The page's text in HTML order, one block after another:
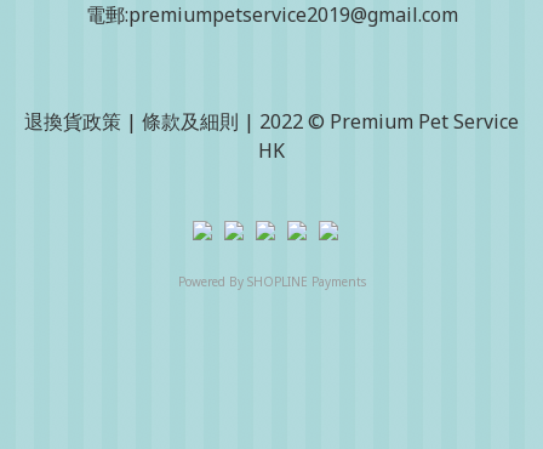
電郵:premiumpetservice2019@gmail.com
退換貨政策 | 條款及細則 | 2022 © Premium Pet Service
HK
Powered By SHOPLINE Payments